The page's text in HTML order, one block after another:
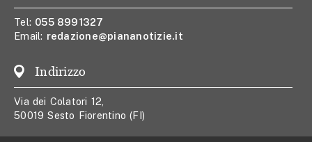
Tel: 055 8991327
Email: redazione@piananotizie.it
Indirizzo
Via dei Colatori 12,
50019 Sesto Fiorentino (FI)